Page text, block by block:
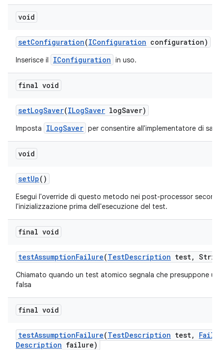
void
setConfiguration(IConfiguration configuration)
Inserisce il IConfiguration in uso.
final void
setLogSaver(ILogSaver logSaver)
Imposta ILogSaver per consentire all'implementatore di
void
setUp()
Esegui l'override di questo metodo nei post-processor
l'inizializzazione prima dell'esecuzione del test.
final void
testAssumptionFailure(TestDescription test,
Chiamato quando un test atomico segnala che presuppone
falsa
final void
testAssumptionFailure(TestDescription test,
Description failure)